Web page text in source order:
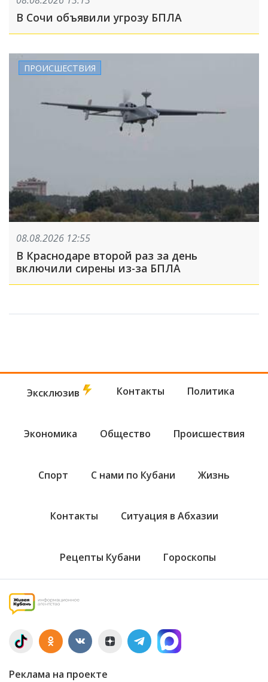
В Сочи объявили угрозу БПЛА
ПРОИСШЕСТВИЯ
08.08.2026 12:55
В Краснодаре второй раз за день
включили сирены из-за БПЛА
Эксклюзив Контакты Политика
Экономика Общество Происшествия
Спорт С нами по Кубани Жизнь
Контакты Ситуация в Абхазии
Рецепты Кубани Гороскопы
Реклама на проекте